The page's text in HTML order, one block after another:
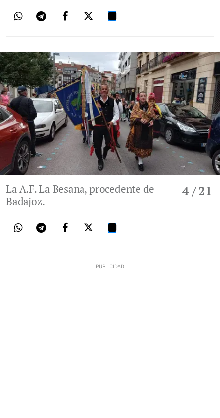
4/ 21
La A.F. La Besana, procedente de
Badajoz.